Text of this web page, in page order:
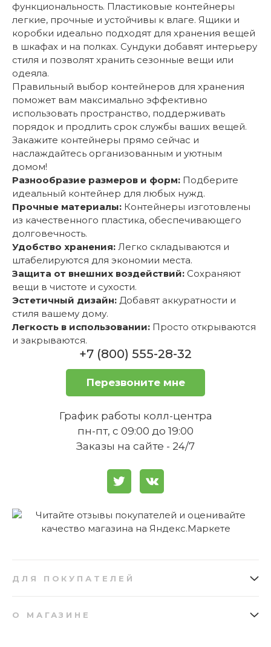
функциональность. Пластиковые контейнеры
легкие, прочные и устойчивы к влаге. Ящики и
коробки идеально подходят для хранения вещей
в шкафах и на полках. Сундуки добавят интерьеру
стиля и позволят хранить сезонные вещи или
одеяла.
Правильный выбор контейнеров для хранения
поможет вам максимально эффективно
использовать пространство, поддерживать
порядок и продлить срок службы ваших вещей.
Закажите контейнеры прямо сейчас и
наслаждайтесь организованным и уютным
домом!
Разнообразие размеров и форм: Подберите
идеальный контейнер для любых нужд.
Прочные материалы: Контейнеры изготовлены
из качественного пластика, обеспечивающего
долговечность.
Удобство хранения: Легко складываются и
штабелируются для экономии места.
Защита от внешних воздействий: Сохраняют
вещи в чистоте и сухости.
Эстетичный дизайн: Добавят аккуратности и
стиля вашему дому.
Легкость в использовании: Просто открываются
и закрываются.
+7 (800) 555-28-32
Перезвоните мне
График работы колл-центра
пн-пт, с 09:00 до 19:00
Заказы на сайте - 24/7
ДЛЯ ПОКУПАТЕЛЕЙ
О МАГАЗИНЕ